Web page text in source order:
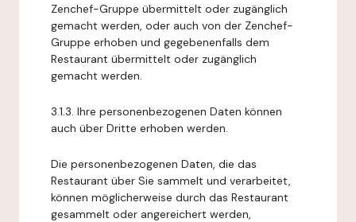
Zenchef-Gruppe übermittelt oder zugänglich
gemacht werden, oder auch von der Zenchef-
Gruppe erhoben und gegebenenfalls dem
Restaurant übermittelt oder zugänglich
gemacht werden.
3.1.3. Ihre personenbezogenen Daten können
auch über Dritte erhoben werden.
Die personenbezogenen Daten, die das
Restaurant über Sie sammelt und verarbeitet,
können möglicherweise durch das Restaurant
gesammelt oder angereichert werden,